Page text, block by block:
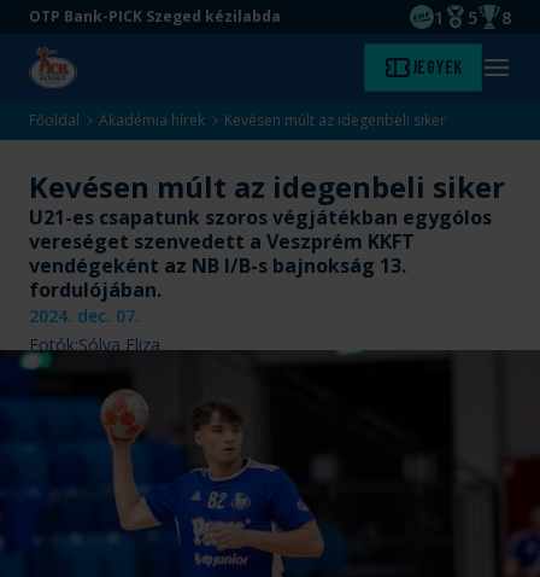
Ugrás
tartalomra
Ugrás
aljára
OTP Bank-PICK Szeged kézilabda
EHF
1
Magyar
5 8
Kezdőlap Jegyek Menü
Főoldal Akadémia hírek Kevésen múlt az idegenbeli siker
Kevésen múlt az idegenbeli siker
U21-es csapatunk szoros végjátékban egygólos
vereséget szenvedett a Veszprém KKFT
vendégeként az NB I/B-s bajnokság 13.
fordulójában.
2024. dec. 07.
Fotók:Sólya Eliza